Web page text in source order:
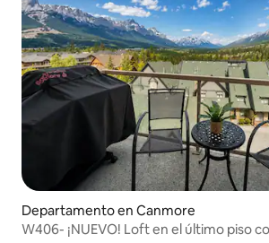
Departamento en Canmore
W406- ¡NUEVO! Loft en el último piso